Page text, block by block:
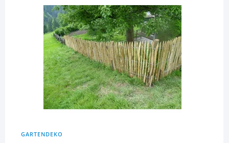
GARTENDEKO